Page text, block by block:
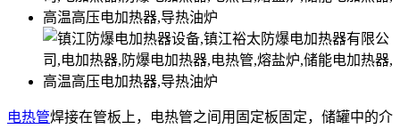
电热管焊接在管板上，电热管之间用固定板固定，储罐中的介